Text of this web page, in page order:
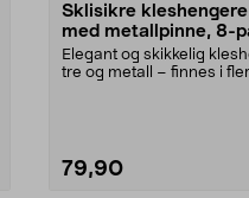
Sklisikre
med metallpinne, 8-
Elegant og skikkelig
tre og metall – finnes i
79,90